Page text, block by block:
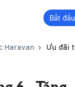
Bắt
Haravan Ưu đãi